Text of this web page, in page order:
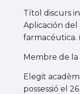
Títol discurs
Aplicación
farmacéutica.
Membre de la
Elegit
possessió el